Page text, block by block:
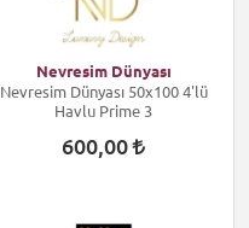
Nevresim Dünyası
Nevresim Dünyası 50x100 4'lü
Havlu Prime 3
600,00